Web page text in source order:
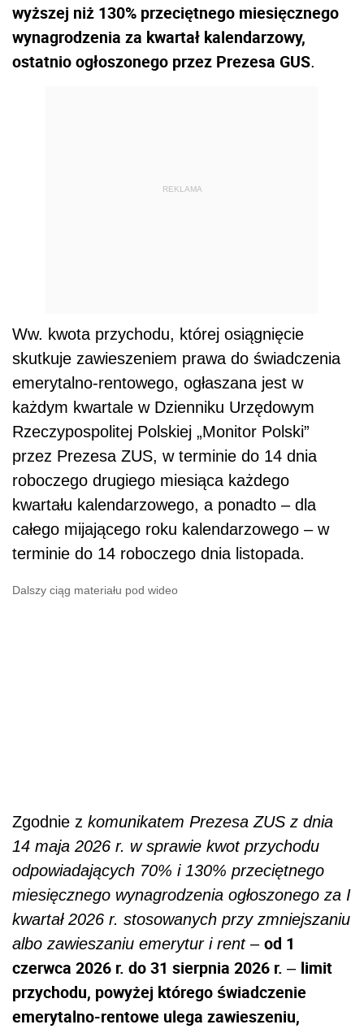
wyższej niż 130% przeciętnego miesięcznego
wynagrodzenia za kwartał kalendarzowy,
ostatnio ogłoszonego przez Prezesa GUS.
REKLAMA
Ww. kwota przychodu, której osiągnięcie
skutkuje zawieszeniem prawa do świadczenia
emerytalno-rentowego, ogłaszana jest w
każdym kwartale w Dzienniku Urzędowym
Rzeczypospolitej Polskiej „Monitor Polski”
przez Prezesa ZUS, w terminie do 14 dnia
roboczego drugiego miesiąca każdego
kwartału kalendarzowego, a ponadto – dla
całego mijającego roku kalendarzowego – w
terminie do 14 roboczego dnia listopada.
Dalszy ciąg materiału pod wideo
Zgodnie z komunikatem Prezesa ZUS z dnia
14 maja 2026 r. w sprawie kwot przychodu
odpowiadających 70% i 130% przeciętnego
miesięcznego wynagrodzenia ogłoszonego za I
kwartał 2026 r. stosowanych przy zmniejszaniu
albo zawieszaniu emerytur i rent– od 1
czerwca 2026 r. do 31 sierpnia 2026 r. – limit
przychodu, powyżej którego świadczenie
emerytalno-rentowe ulega zawieszeniu,